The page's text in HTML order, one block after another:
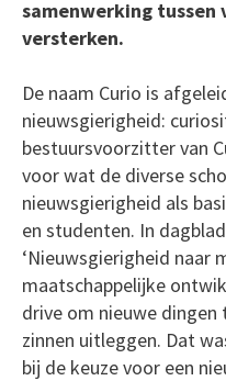
samenwerking tussen
versterken.
De naam Curio is
nieuwsgierigheid:
bestuursvoorzitter van
voor wat de diverse
nieuwsgierigheid als
en studenten. In dagblad
‘Nieuwsgierigheid naar
maatschappelijke
drive om nieuwe dingen
zinnen uitleggen. Dat
bij de keuze voor een